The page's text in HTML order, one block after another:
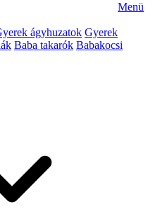
Menü
ágyhuzatok Gyerek
Baba takarók Babakocsi